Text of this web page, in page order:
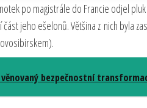
po magistrále do Francie odjel
jeho ešelonů. Většina z nich byla
věnovaný bezpečnostní